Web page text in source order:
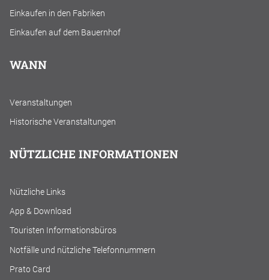
Einkaufen in den Fabriken
Einkaufen auf dem Bauernhof
WANN
Veranstaltungen
Historische Veranstaltungen
NÜTZLICHE INFORMATIONEN
Nützliche Links
App & Download
Touristen Informationsbüros
Notfälle und nützliche Telefonnummern
Prato Card